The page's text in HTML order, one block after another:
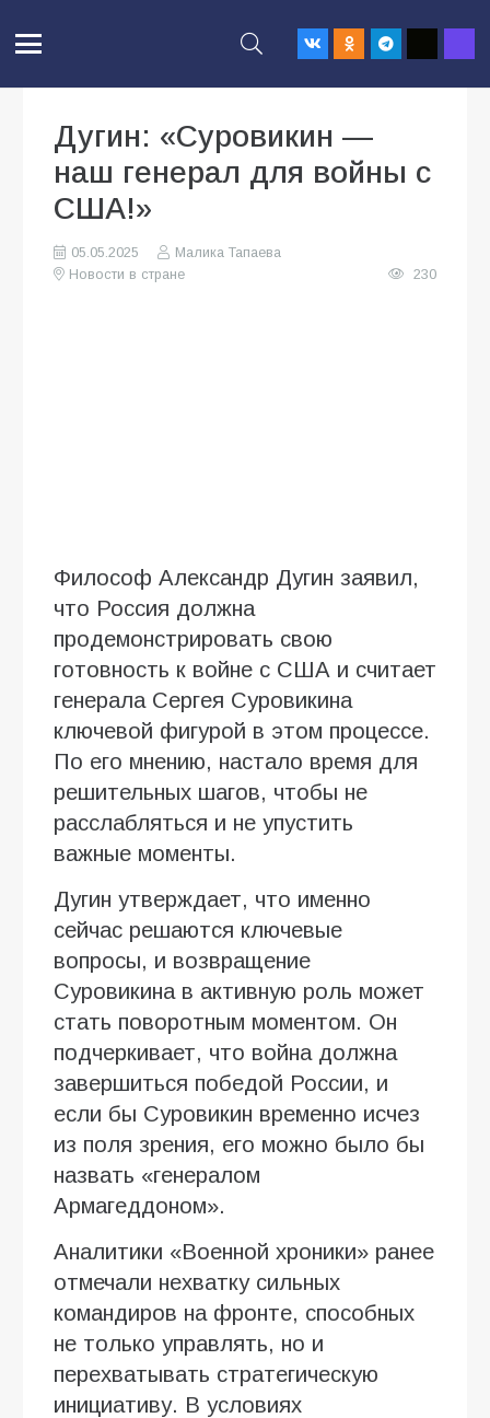
Дугин: «Суровикин —
наш генерал для войны с
США!»
05.05.2025
Малика Тапаева
Новости в стране
230
Философ Александр Дугин заявил,
что Россия должна
продемонстрировать свою
готовность к войне с США и считает
генерала Сергея Суровикина
ключевой фигурой в этом процессе.
По его мнению, настало время для
решительных шагов, чтобы не
расслабляться и не упустить
важные моменты.
Дугин утверждает, что именно
сейчас решаются ключевые
вопросы, и возвращение
Суровикина в активную роль может
стать поворотным моментом. Он
подчеркивает, что война должна
завершиться победой России, и
если бы Суровикин временно исчез
из поля зрения, его можно было бы
назвать «генералом
Армагеддоном».
Аналитики «Военной хроники» ранее
отмечали нехватку сильных
командиров на фронте, способных
не только управлять, но и
перехватывать стратегическую
инициативу. В условиях